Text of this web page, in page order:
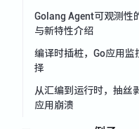
Golang Agent可观测性
与新特性介绍
编译时插桩，Go应用监
择
从汇编到运行时，抽丝
应用崩溃